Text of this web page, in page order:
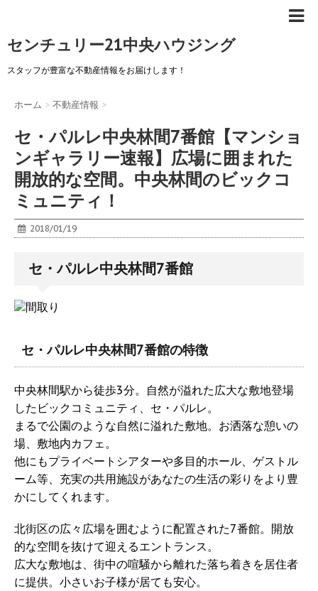
センチュリー21中央ハウジング
スタッフが豊富な不動産情報をお届けします！
ホーム > 不動産情報 >
セ・パルレ中央林間7番館【マンショ
ンギャラリー速報】広場に囲まれた
開放的な空間。中央林間のビックコ
ミュニティ！
2018/01/19
セ・パルレ中央林間7番館
セ・パルレ中央林間7番館の特徴
中央林間駅から徒歩3分。自然が溢れた広大な敷地登場
したビックコミュニティ、セ・パルレ。
まるで公園のような自然に溢れた敷地。お洒落な憩いの
場、敷地内カフェ。
他にもプライベートシアターや多目的ホール、ゲストル
ーム等、充実の共用施設があなたの生活の彩りをより豊
かにしてくれます。
北街区の広々広場を囲むように配置された7番館。開放
的な空間を抜けて迎えるエントランス。
広大な敷地は、街中の喧騒から離れた落ち着きを居住者
に提供。小さいお子様が居ても安心。